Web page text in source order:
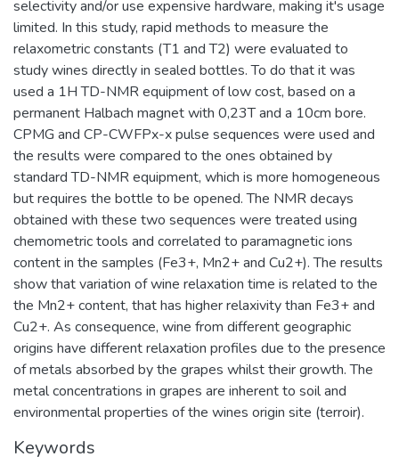
selectivity and/or use expensive hardware, making it's usage
limited. In this study, rapid methods to measure the
relaxometric constants (T1 and T2) were evaluated to
study wines directly in sealed bottles. To do that it was
used a 1H TD-NMR equipment of low cost, based on a
permanent Halbach magnet with 0,23T and a 10cm bore.
CPMG and CP-CWFPx-x pulse sequences were used and
the results were compared to the ones obtained by
standard TD-NMR equipment, which is more homogeneous
but requires the bottle to be opened. The NMR decays
obtained with these two sequences were treated using
chemometric tools and correlated to paramagnetic ions
content in the samples (Fe3+, Mn2+ and Cu2+). The results
show that variation of wine relaxation time is related to the
the Mn2+ content, that has higher relaxivity than Fe3+ and
Cu2+. As consequence, wine from different geographic
origins have different relaxation profiles due to the presence
of metals absorbed by the grapes whilst their growth. The
metal concentrations in grapes are inherent to soil and
environmental properties of the wines origin site (terroir).
Keywords